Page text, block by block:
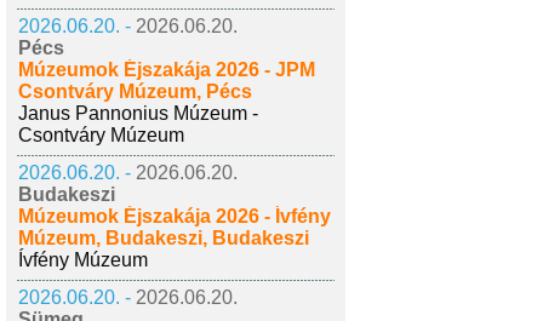
2026.06.20. - 2026.06.20.
Pécs
Múzeumok Éjszakája 2026 - JPM
Csontváry Múzeum, Pécs
Janus Pannonius Múzeum -
Csontváry Múzeum
2026.06.20. - 2026.06.20.
Budakeszi
Múzeumok Éjszakája 2026 - Ívfény
Múzeum, Budakeszi, Budakeszi
Ívfény Múzeum
2026.06.20. - 2026.06.20.